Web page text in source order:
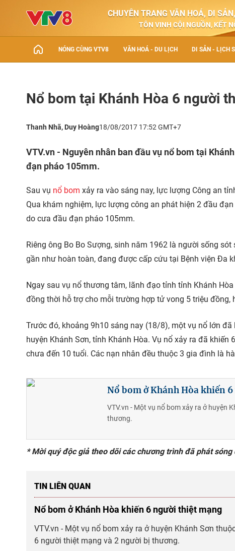
CHUYÊN TRANG VĂN HOÁ, DI
TÔN VINH CỘI NGUỒN, KẾT
NÓNG CÙNG VTV8 VĂN HOÁ - DU LỊCH DI SẢN - LỊCH
Nổ bom tại Khánh Hòa 6 người
Thanh Nhã, Duy Hoàng18/08/2017 17:52 GMT+7
VTV.vn - Nguyên nhân ban đầu vụ nổ bom tại
đạn pháo 105mm.
Sau vụ nổ bom xảy ra vào sáng nay, lực lượng Công an
Qua khám nghiệm, lực lượng công an phát hiện 2 đầu
do cưa đầu đạn pháo 105mm.
Riêng ông Bo Bo Sượng, sinh năm 1962 là người sống
gần như hoàn toàn, đang được cấp cứu tại Bệnh viện Đa
Ngay sau vụ nổ thương tâm, lãnh đạo tỉnh tỉnh Khánh
đồng thời hỗ trợ cho mỗi trường hợp tử vong 5 triệu đồng,
Trước đó, khoảng 9h10 sáng nay (18/8), một vụ nổ lớn
huyện Khánh Sơn, tỉnh Khánh Hòa. Vụ nổ xảy ra đã
chưa đến 10 tuổi. Các nạn nhân đều thuộc 3 gia đình là
Nổ bom ở Khánh Hòa khiến
VTV.vn - Một vụ nổ bom xảy ra ở huyện
thương.
* Mời quý độc giả theo dõi các chương trình đã phát
TIN LIÊN QUAN
Nổ bom ở Khánh Hòa khiến 6 người thiệt mạng
VTV.vn - Một vụ nổ bom xảy ra ở huyện Khánh Sơn
6 người thiệt mạng và 2 người bị thương.